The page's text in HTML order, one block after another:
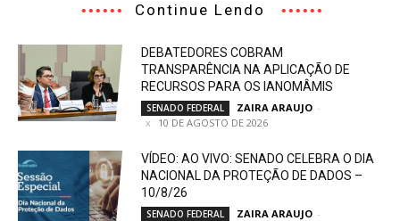
Continue Lendo
DEBATEDORES COBRAM
TRANSPARÊNCIA NA APLICAÇÃO DE
RECURSOS PARA OS IANOMÂMIS
SENADO FEDERAL ZAIRA ARAUJO -
10 DE AGOSTO DE 2026
VÍDEO: AO VIVO: SENADO CELEBRA O DIA
NACIONAL DA PROTEÇÃO DE DADOS –
10/8/26
SENADO FEDERAL ZAIRA ARAUJO -